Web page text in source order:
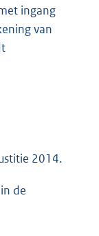
ingang
van
2014.
de